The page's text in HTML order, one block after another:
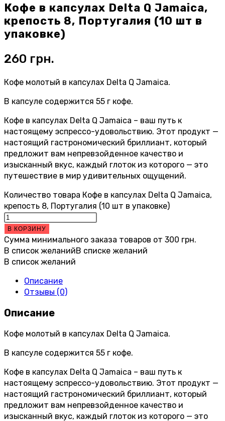
Кофе в капсулах Delta Q Jamaica,
крепость 8, Португалия (10 шт в
упаковке)
260 грн.
Кофе молотый в капсулах Delta Q Jamaica.
В капсуле содержится 55 г кофе.
Кофе в капсулах Delta Q Jamaica – ваш путь к
настоящему эспрессо-удовольствию. Этот продукт —
настоящий гастрономический бриллиант, который
предложит вам непревзойденное качество и
изысканный вкус, каждый глоток из которого — это
путешествие в мир удивительных ощущений.
Количество товара Кофе в капсулах Delta Q Jamaica,
крепость 8, Португалия (10 шт в упаковке)
В КОРЗИНУ
Сумма минимального заказа товаров от 300 грн.
В список желанийВ списке желаний
В список желаний
Описание
Отзывы (0)
Описание
Кофе молотый в капсулах Delta Q Jamaica.
В капсуле содержится 55 г кофе.
Кофе в капсулах Delta Q Jamaica – ваш путь к
настоящему эспрессо-удовольствию. Этот продукт —
настоящий гастрономический бриллиант, который
предложит вам непревзойденное качество и
изысканный вкус, каждый глоток из которого — это